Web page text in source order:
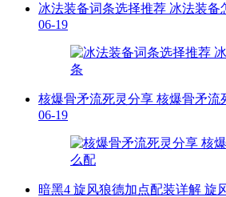
冰法装备词条选择推荐 冰法装备
06-19
核爆骨矛流死灵分享 核爆骨矛流
06-19
暗黑4 旋风狼德加点配装详解 旋